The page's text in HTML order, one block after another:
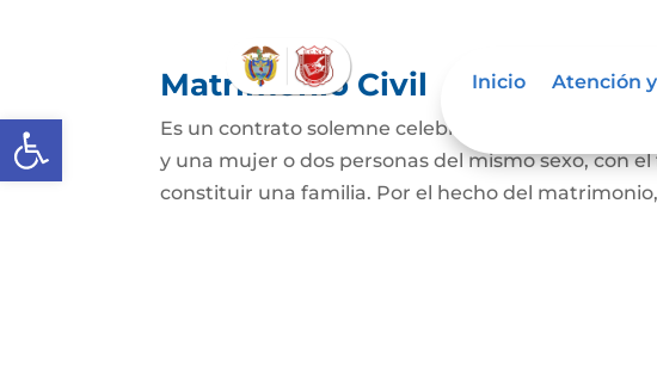
Abrir barra de herramientas
Inicio Atención
Matrimonio Civil
Es un contrato solemne celebrado ante juez o
y una mujer o dos personas del mismo sexo, con
constituir una familia. Por el hecho del